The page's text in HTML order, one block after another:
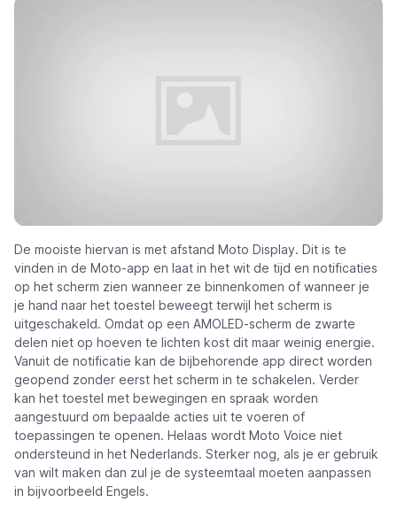
De mooiste hiervan is met afstand Moto Display. Dit is te
vinden in de Moto-app en laat in het wit de tijd en notificaties
op het scherm zien wanneer ze binnenkomen of wanneer je
je hand naar het toestel beweegt terwijl het scherm is
uitgeschakeld. Omdat op een AMOLED-scherm de zwarte
delen niet op hoeven te lichten kost dit maar weinig energie.
Vanuit de notificatie kan de bijbehorende app direct worden
geopend zonder eerst het scherm in te schakelen. Verder
kan het toestel met bewegingen en spraak worden
aangestuurd om bepaalde acties uit te voeren of
toepassingen te openen. Helaas wordt Moto Voice niet
ondersteund in het Nederlands. Sterker nog, als je er gebruik
van wilt maken dan zul je de systeemtaal moeten aanpassen
in bijvoorbeeld Engels.